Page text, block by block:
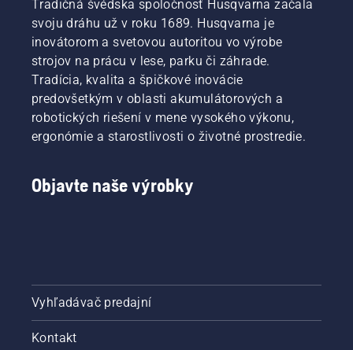
Tradičná švédska spoločnosť Husqvarna začala
svoju dráhu už v roku 1689. Husqvarna je
inovátorom a svetovou autoritou vo výrobe
strojov na prácu v lese, parku či záhrade.
Tradícia, kvalita a špičkové inovácie
predovšetkým v oblasti akumulátorových a
robotických riešení v mene vysokého výkonu,
ergonómie a starostlivosti o životné prostredie.
Objavte naše výrobky
Vyhľadávač predajní
Kontakt